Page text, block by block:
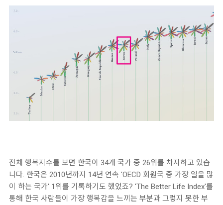
전체 행복지수를 보면 한국이 34개 국가 중 26위를 차지하고 있습
니다. 한국은 2010년까지 14년 연속 'OECD 회원국 중 가장 일을 많
이 하는 국가' 1위를 기록하기도 했었죠? 'The Better Life Index'를
통해 한국 사람들이 가장 행복감을 느끼는 부분과 그렇지 못한 부